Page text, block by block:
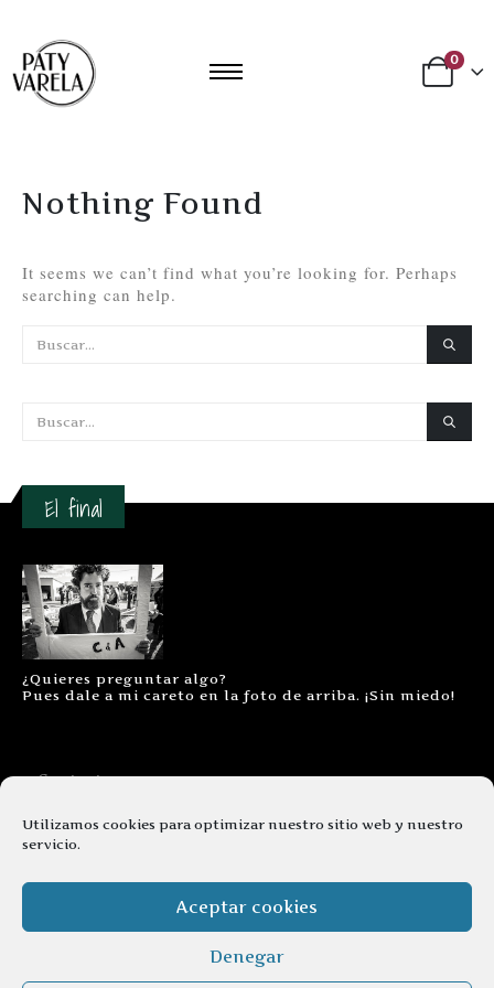
Utilizamos cookies para optimizar nuestro sitio web y nuestro
servicio.
Aceptar cookies
Denegar
0
Nothing Found
It seems we can’t find what you’re looking for. Perhaps
searching can help.
El final
¿Quieres preguntar algo?
Pues dale a mi careto en la foto de arriba. ¡Sin miedo!
Contacto
Aviso legal